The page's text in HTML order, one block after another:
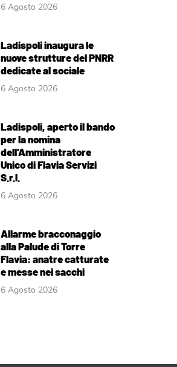
6 Agosto 2026
Ladispoli inaugura le
nuove strutture del PNRR
dedicate al sociale
6 Agosto 2026
Ladispoli, aperto il bando
per la nomina
dell’Amministratore
Unico di Flavia Servizi
S.r.l.
6 Agosto 2026
Allarme bracconaggio
alla Palude di Torre
Flavia: anatre catturate
e messe nei sacchi
6 Agosto 2026